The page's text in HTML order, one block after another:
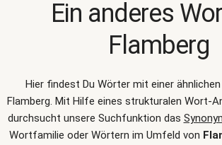
Ein anderes
Flamberg
Hier findest Du Wörter mit einer
Flamberg. Mit Hilfe eines strukturalen Wort-
durchsucht unsere Suchfunktion das
Wortfamilie oder Wörtern im Umfeld von